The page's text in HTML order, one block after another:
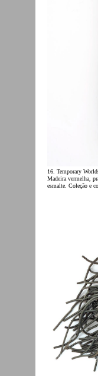
16. Temporary
Madeira vermelha,
esmalte. Coleção e